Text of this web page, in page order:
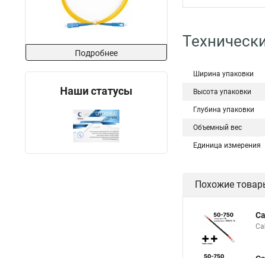
Подробнее
Наши статусы
Ширина упаковки
Высота упаковки
Глубина упаковки
Объемный вес
Единица измерения
Похожие